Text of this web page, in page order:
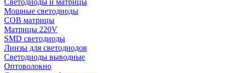
Светодиоды и матрицы
Мощные светодиоды
COB матрицы
Матрицы 220V
SMD светодиоды
Линзы для светодиодов
Светодиоды выводные
Оптоволокно